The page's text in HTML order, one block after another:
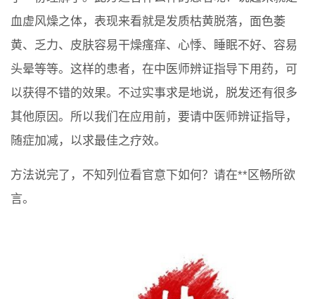
血虚风燥之体，表现来看就是发质枯黄脱落，面色萎
黄、乏力、皮肤容易干燥瘙痒、心悸、睡眠不好、容易
头晕等等。这样的患者，在中医师辨证指导下用药，可
以获得不错的效果。不过实事求是地说，脱发还有很多
其他原因。所以我们在应用前，要请中医师辨证指导，
随症加减，以求最佳之疗效。
方法说完了，不知列位看官意下如何？请在**区畅所欲
言。